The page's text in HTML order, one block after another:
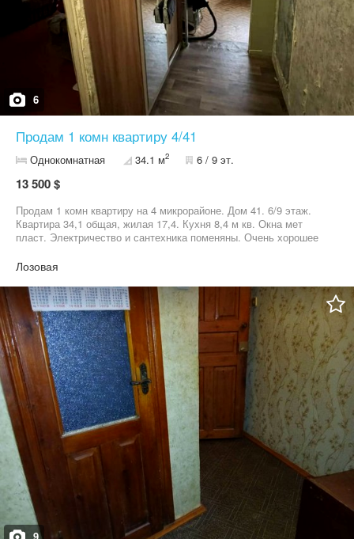
6
Продам 1 комн квартиру 4/41
Однокомнатная 34.1 м2 6 / 9 эт.
13 500 $
Продам 1 комн квартиру на 4 микрорайоне. Дом 41. 6/9 этаж.
Квартира 34,1 общая, жилая 17,4. Кухня 8,4 м кв. Окна мет
пласт. Электричество и сантехника поменяны. Очень хорошее
мебель. Цена 13500 долларов небольшой торг. Агентство
Лозовая